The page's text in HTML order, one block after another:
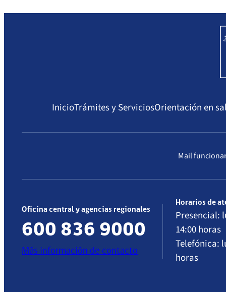
InicioTrámites y ServiciosOrientación en
Mail
Oficina central y agencias regionales
600 836 9000
Más información de contacto
Horarios de
Presencial:
14:00 horas
Telefónica:
horas